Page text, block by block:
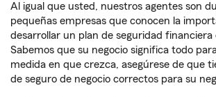
Al igual que usted, nuestros agentes son
pequeñas empresas que conocen la
desarrollar un plan de seguridad financiera
Sabemos que su negocio significa todo
medida en que crezca, asegúrese de que
de seguro de negocio correctos para su